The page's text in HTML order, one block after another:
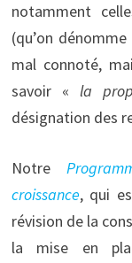
notamment
(qu’on
mal connoté,
savoir « la
désignation des
Notre
croissance, qui
révision de la
la mise en